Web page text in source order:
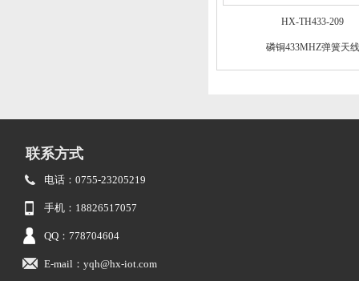
HX-TH433-209
磷铜433MHZ弹簧天线
联系方式
电话：0755-23205219
手机：18826517057
QQ：778704604
E-mail：yqh@hx-iot.com